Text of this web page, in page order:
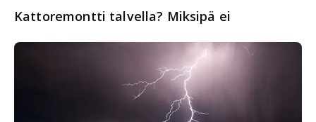
Kattoremontti talvella? Miksipä ei